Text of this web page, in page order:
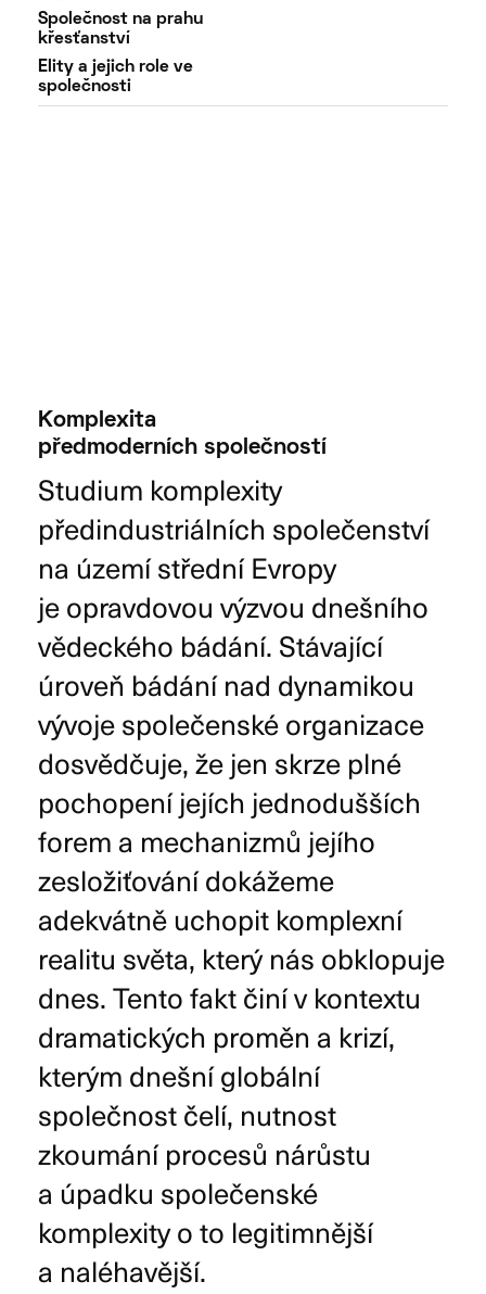
Společnost na prahu
křesťanství
Elity a jejich role ve
společnosti
Komplexita
předmoderních společností
Studium komplexity
předindustriálních společenství
na území střední Evropy
je opravdovou výzvou dnešního
vědeckého bádání. Stávající
úroveň bádání nad dynamikou
vývoje společenské organizace
dosvědčuje, že jen skrze plné
pochopení jejích jednodušších
forem a mechanizmů jejího
zesložiťování dokážeme
adekvátně uchopit komplexní
realitu světa, který nás obklopuje
dnes. Tento fakt činí v kontextu
dramatických proměn a krizí,
kterým dnešní globální
společnost čelí, nutnost
zkoumání procesů nárůstu
a úpadku společenské
komplexity o to legitimnější
a naléhavější.